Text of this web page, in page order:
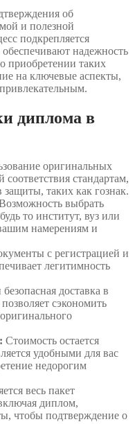
об
и полезной
подкрепляется
надежность
приобретении таких
на ключевые аспекты,
диплома в
оригинальных
соответствия стандартам,
таких как гознак.
выбрать
то институт, вуз или
намерениям и
с регистрацией и
легитимность
доставка в
сэкономить
Стоимость остается
удобными для вас
недорогим
весь пакет
диплом,
чтобы подтверждение о